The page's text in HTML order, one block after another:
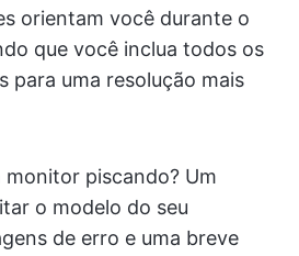
orientam você durante o
que você inclua todos os
para uma resolução mais
monitor piscando? Um
o modelo do seu
de erro e uma breve